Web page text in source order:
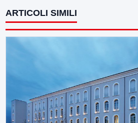
ARTICOLI SIMILI